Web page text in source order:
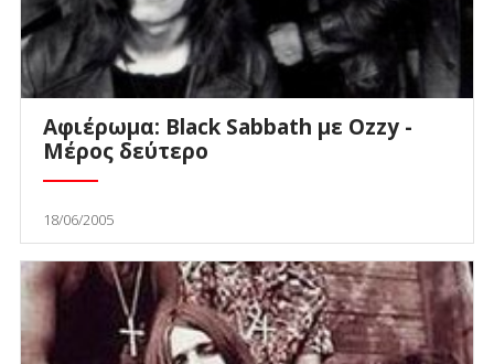
Αφιέρωμα: Black Sabbath με Ozzy -
Μέρος δεύτερο
18/06/2005